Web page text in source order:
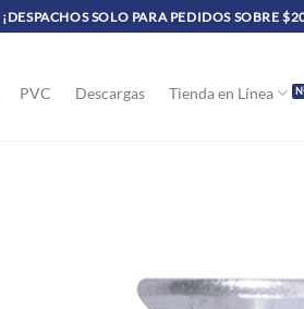
¡DESPACHOS SOLO PARA PEDIDOS SOBRE
PVC Descargas Tienda en Línea